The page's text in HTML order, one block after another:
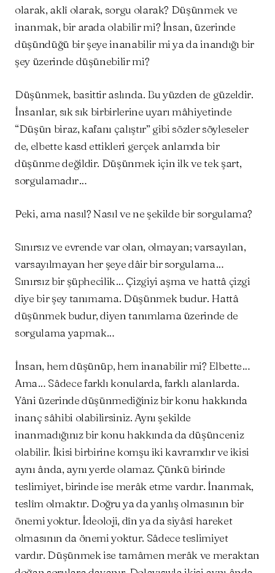
olarak, aklî olarak, sorgu olarak? Düşünmek ve
inanmak, bir arada olabilir mi? İnsan, üzerinde
düşündüğü bir şeye inanabilir mi ya da inandığı bir
şey üzerinde düşünebilir mi?
Düşünmek, basittir aslında. Bu yüzden de güzeldir.
İnsanlar, sık sık birbirlerine uyarı mâhiyetinde
“Düşün biraz, kafanı çalıştır” gibi sözler söyleseler
de, elbette kasd ettikleri gerçek anlamda bir
düşünme değildir. Düşünmek için ilk ve tek şart,
sorgulamadır…
Peki, ama nasıl? Nasıl ve ne şekilde bir sorgulama?
Sınırsız ve evrende var olan, olmayan; varsayılan,
varsayılmayan her şeye dâir bir sorgulama…
Sınırsız bir şüphecilik… Çizgiyi aşma ve hattâ çizgi
diye bir şey tanımama. Düşünmek budur. Hattâ
düşünmek budur, diyen tanımlama üzerinde de
sorgulama yapmak…
İnsan, hem düşünüp, hem inanabilir mi? Elbette…
Ama… Sâdece farklı konularda, farklı alanlarda.
Yâni üzerinde düşünmediğiniz bir konu hakkında
inanç sâhibi olabilirsiniz. Aynı şekilde
inanmadığınız bir konu hakkında da düşünceniz
olabilir. İkisi birbirine komşu iki kavramdır ve ikisi
aynı ânda, aynı yerde olamaz. Çünkü birinde
teslimiyet, birinde ise merâk etme vardır. İnanmak,
teslîm olmaktır. Doğru ya da yanlış olmasının bir
önemi yoktur. İdeoloji, dîn ya da siyâsî hareket
olmasının da önemi yoktur. Sâdece teslimiyet
vardır. Düşünmek ise tamâmen merâk ve meraktan